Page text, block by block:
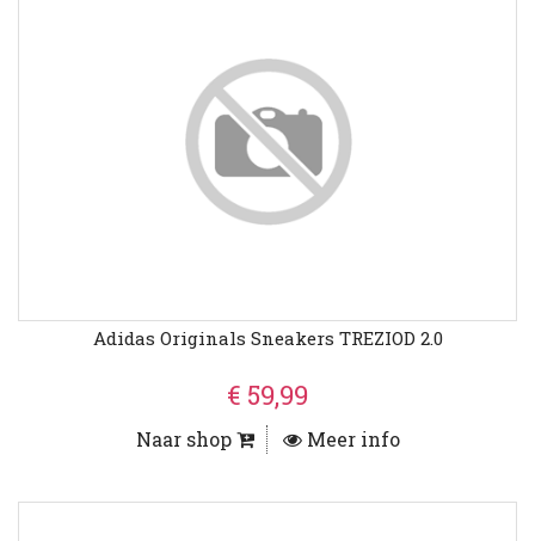
Adidas Originals Sneakers TREZIOD 2.0
€ 59,99
Naar shop Meer info